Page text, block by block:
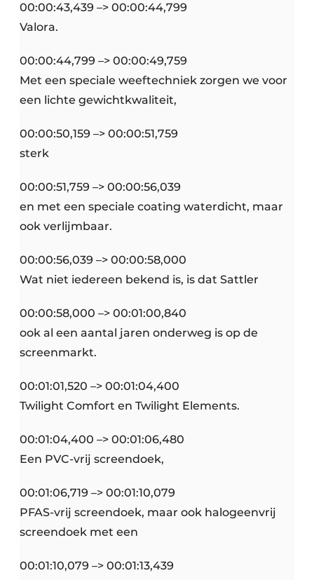
00:00:43,439 –> 00:00:44,799
Valora.
00:00:44,799 –> 00:00:49,759
Met een speciale weeftechniek zorgen we voor
een lichte gewichtkwaliteit,
00:00:50,159 –> 00:00:51,759
sterk
00:00:51,759 –> 00:00:56,039
en met een speciale coating waterdicht, maar
ook verlijmbaar.
00:00:56,039 –> 00:00:58,000
Wat niet iedereen bekend is, is dat Sattler
00:00:58,000 –> 00:01:00,840
ook al een aantal jaren onderweg is op de
screenmarkt.
00:01:01,520 –> 00:01:04,400
Twilight Comfort en Twilight Elements.
00:01:04,400 –> 00:01:06,480
Een PVC-vrij screendoek,
00:01:06,719 –> 00:01:10,079
PFAS-vrij screendoek, maar ook halogeenvrij
screendoek met een
00:01:10,079 –> 00:01:13,439